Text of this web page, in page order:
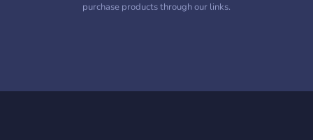
purchase products through our links.